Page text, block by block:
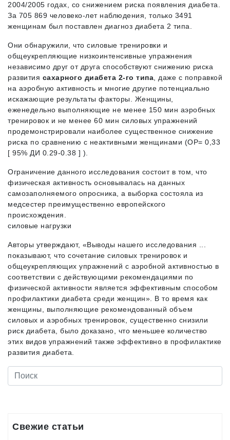
2004/2005 годах, со снижением риска появления диабета.
За 705 869 человеко-лет наблюдения, только 3491
женщинам был поставлен диагноз диабета 2 типа.
Они обнаружили, что силовые тренировки и
общеукрепляющие низкоинтенсивные упражнения
независимо друг от друга способствуют снижению риска
развития сахарного диабета 2-го типа , даже с поправкой
на аэробную активность и многие другие потенциально
искажающие результаты факторы. Женщины,
еженедельно выполняющие не менее 150 мин аэробных
тренировок и не менее 60 мин силовых упражнений
продемонстрировали наиболее существенное снижение
риска по сравнению с неактивными женщинами (ОР= 0,33
[ 95% ДИ 0.29-0.38 ] ).
Ограничение данного исследования состоит в том, что
физическая активность основывалась на данных
самозаполняемого опросника, а выборка состояла из
медсестер преимущественно европейского
происхождения.
силовые нагрузки
Авторы утверждают, «Выводы нашего исследования ...
показывают, что сочетание силовых тренировок и
общеукрепляющих упражнений с аэробной активностью в
соответствии с действующими рекомендациями по
физической активности является эффективным способом
профилактики диабета среди женщин». В то время как
женщины, выполняющие рекомендованный объем
силовых и аэробных тренировок, существенно снизили
риск диабета, было доказано, что меньшее количество
этих видов упражнений также эффективно в профилактике
развития диабета.
Свежие статьи